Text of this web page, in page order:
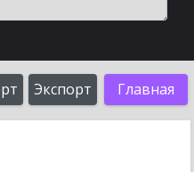
%
%
Экспорт Главная